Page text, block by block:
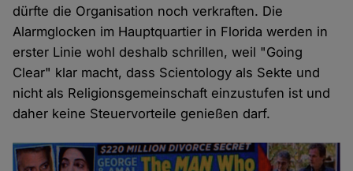
dürfte die Organisation noch verkraften. Die
Alarmglocken im Hauptquartier in Florida werden in
erster Linie wohl deshalb schrillen, weil "Going
Clear" klar macht, dass Scientology als Sekte und
nicht als Religionsgemeinschaft einzustufen ist und
daher keine Steuervorteile genießen darf.